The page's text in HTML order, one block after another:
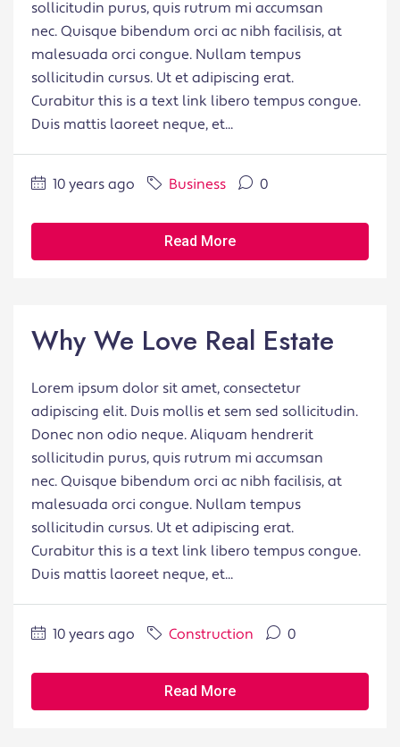
sollicitudin purus, quis rutrum mi accumsan
nec. Quisque bibendum orci ac nibh facilisis, at
malesuada orci congue. Nullam tempus
sollicitudin cursus. Ut et adipiscing erat.
Curabitur this is a text link libero tempus congue.
Duis mattis laoreet neque, et...
10 years ago Business 0
Read More
Why We Love Real Estate
Lorem ipsum dolor sit amet, consectetur
adipiscing elit. Duis mollis et sem sed sollicitudin.
Donec non odio neque. Aliquam hendrerit
sollicitudin purus, quis rutrum mi accumsan
nec. Quisque bibendum orci ac nibh facilisis, at
malesuada orci congue. Nullam tempus
sollicitudin cursus. Ut et adipiscing erat.
Curabitur this is a text link libero tempus congue.
Duis mattis laoreet neque, et...
10 years ago Construction 0
Read More